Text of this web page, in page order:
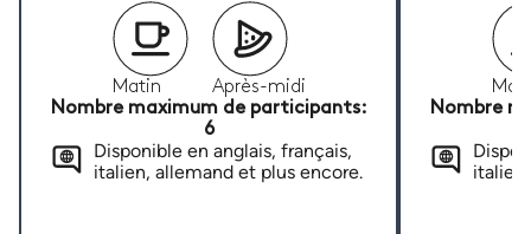
Matin
Après-midi
Nombre maximum de participants:
6
Disponible en anglais, français,
italien, allemand et plus encore.
Nombre